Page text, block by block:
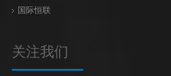
国际恒联
关注我们